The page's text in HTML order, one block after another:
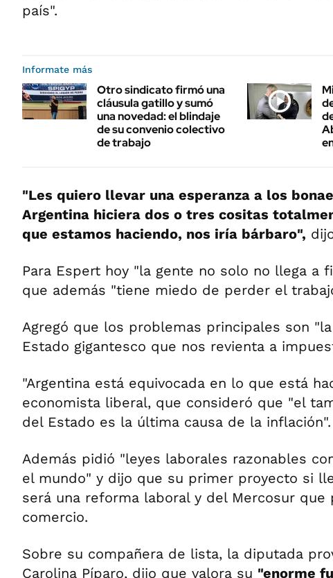
país".
Informate más
Otro sindicato firmó una
cláusula gatillo y sumó
una novedad: el blindaje
de su convenio colectivo
de trabajo
"Les quiero llevar una esperanza a los
Argentina hiciera dos o tres cositas
que estamos haciendo, nos iría bárbaro",
Para Espert hoy "la gente no solo no llega a
que además "tiene miedo de perder el
Agregó que los problemas principales son
Estado gigantesco que nos revienta a
"Argentina está equivocada en lo que está
economista liberal, que consideró que "el
del Estado es la última causa de la inflación".
Además pidió "leyes laborales razonables
el mundo" y dijo que su primer proyecto si
será una reforma laboral y del Mercosur que
comercio.
Sobre su compañera de lista, la diputada
Carolina Píparo, dijo que valora su "enorme